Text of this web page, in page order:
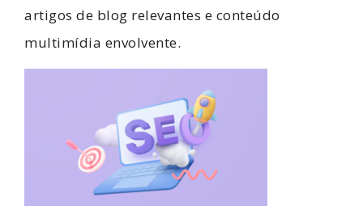
artigos de blog relevantes e conteúdo
multimídia envolvente.